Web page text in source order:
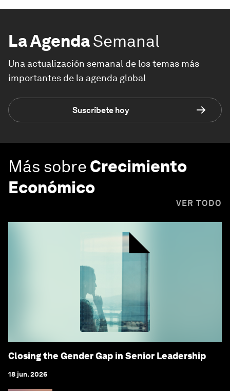
La AgendaSemanal
Una actualización semanal de los temas más
importantes de la agenda global
Suscríbete hoy
Más sobre Crecimiento
Económico
VER TODO
Closing the Gender Gap in Senior Leadership
18 jun. 2026